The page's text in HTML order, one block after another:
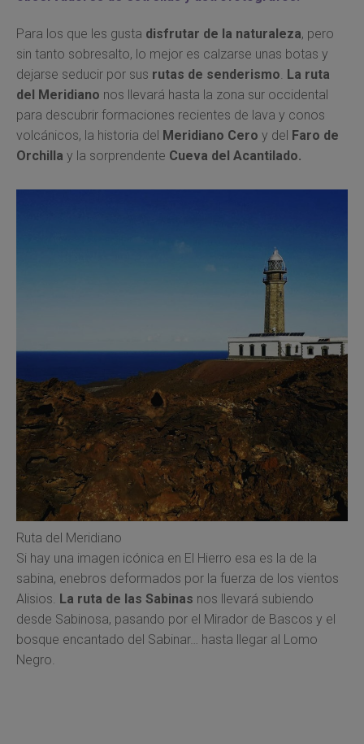
Para los que les gusta disfrutar de la naturaleza, pero
sin tanto sobresalto, lo mejor es calzarse unas botas y
dejarse seducir por sus rutas de senderismo La ruta
del Meridiano nos llevará hasta la zona sur occidental
para descubrir formaciones recientes de lava y conos
volcánicos, la historia del Meridiano Cero y del Faro de
Orchilla y la sorprendente Cueva del Acantilado.
Ruta del Meridiano
Si hay una imagen icónica en El Hierro esa es la de la
sabina, enebros deformados por la fuerza de los vientos
Alisios. La ruta de las Sabinas nos llevará subiendo
desde Sabinosa, pasando por el Mirador de Bascos y el
bosque encantado del Sabinar… hasta llegar al Lomo
Negro.